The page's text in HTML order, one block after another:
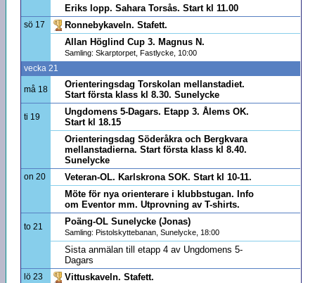
Eriks lopp. Sahara Torsås. Start kl 11.00
sö 17
Ronnebykaveln. Stafett.
Allan Höglind Cup 3. Magnus N.
Samling: Skarptorpet, Fastlycke, 10:00
vecka 21
må 18
Orienteringsdag Torskolan mellanstadiet.
Start första klass kl 8.30. Sunelycke
ti 19
Ungdomens 5-Dagars. Etapp 3. Ålems OK.
Start kl 18.15
Orienteringsdag Söderåkra och Bergkvara
mellanstadierna. Start första klass kl 8.40.
Sunelycke
on 20
Veteran-OL. Karlskrona SOK. Start kl 10-11.
Möte för nya orienterare i klubbstugan. Info
om Eventor mm. Utprovning av T-shirts.
to 21 Poäng-OL Sunelycke (Jonas)
Samling: Pistolskyttebanan, Sunelycke, 18:00
Sista anmälan till etapp 4 av Ungdomens 5-
Dagars
lö 23 Vittuskaveln. Stafett.